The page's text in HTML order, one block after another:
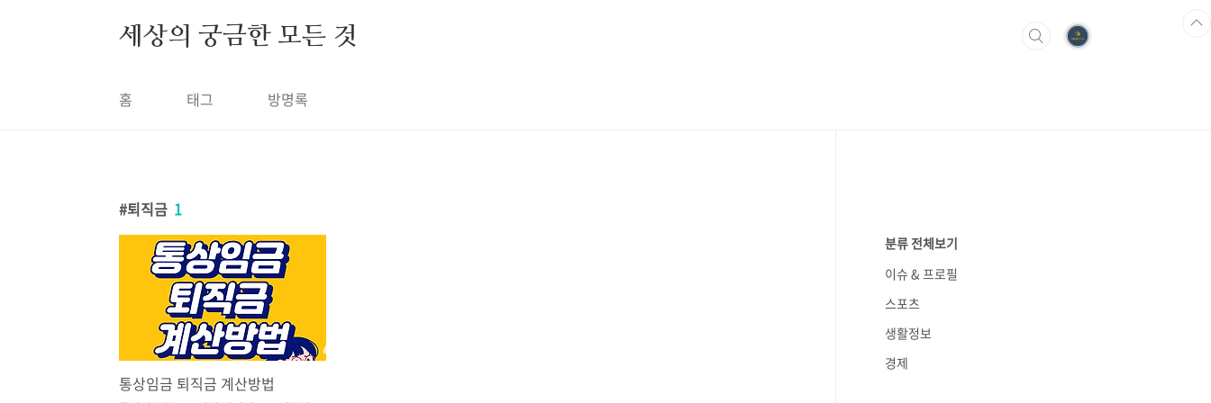
세상의 궁금한 모든 것
홈 태그 방명록
퇴직금 1
통상임금 퇴직금 계산방법
분류 전체보기
이슈 & 프로필
스포츠
생활정보
경제